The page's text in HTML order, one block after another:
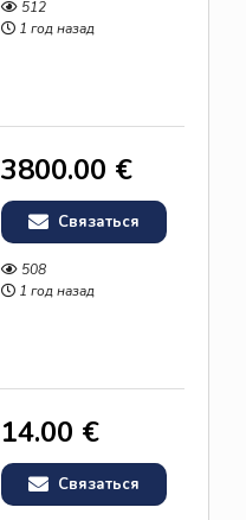
512
1 год назад
3800.00 €
Связаться
508
1 год назад
14.00 €
Связаться